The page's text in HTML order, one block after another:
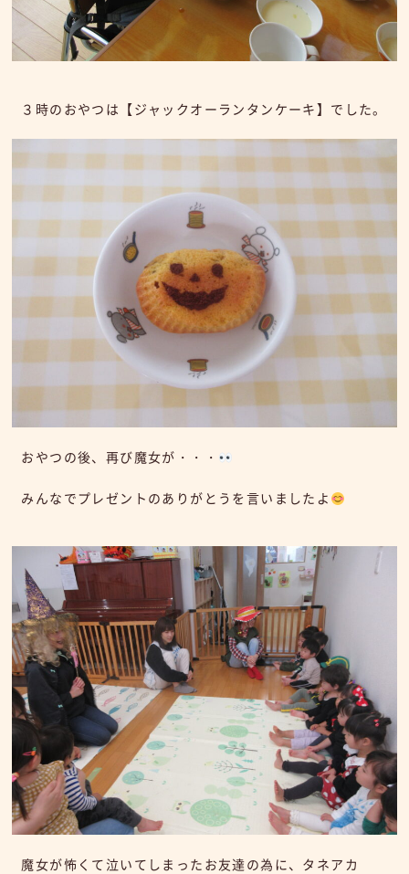
３時のおやつは【ジャックオーランタンケーキ】でした。
おやつの後、再び魔女が・・・
みんなでプレゼントのありがとうを言いましたよ
魔女が怖くて泣いてしまったお友達の為に、タネアカ